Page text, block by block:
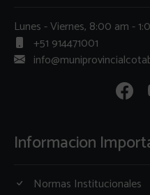
Lunes - Viernes, 8:00 am -
+51 914471001
Informacion
Normas Institucionales